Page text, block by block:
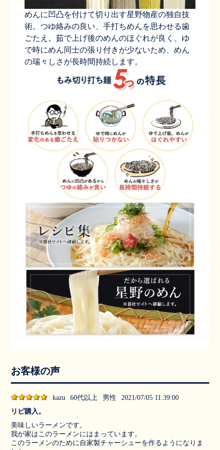
めんに凹凸を付けて切り出す星野物産の独自技
術。つゆ絡みの良い、手打ちめんを思わせる歯
ごたえ。茹で上げ後のめんのほぐれが良く、ゆ
で時にめん同士の張り付きが少ないため、めん
の瑞々しさが長時間持続します。
お客様の声
kazu 60代以上 男性
2021/07/05 11:39:00
リピ購入。
美味しいラーメンです。
我が家はこのラーメンにはまっています。
このラーメンのために自家製チャーシューを作るようになりま